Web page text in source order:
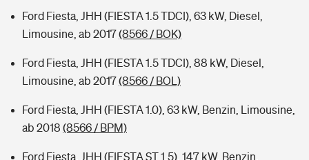
Ford Fiesta, JHH (FIESTA 1.5 TDCI), 63 kW, Diesel,
Limousine, ab 2017(8566 / BOK)
Ford Fiesta, JHH (FIESTA 1.5 TDCI), 88 kW, Diesel,
Limousine, ab 2017(8566 / BOL)
Ford Fiesta, JHH (FIESTA 1.0), 63 kW, Benzin, Limousine,
ab 2018 (8566 / BPM)
Ford Fiesta, JHH (FIESTA ST 1.5), 147 kW, Benzin,